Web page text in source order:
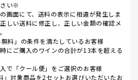
い※
画面にて、送料の表示に相違が発生しま
しい送料に修正し、正しい金額の確認メ
料」の条件を満たしているお客様
にご購入のワインの合計が13本を超える
で「クール便」をご選択のお客様
」対象商品を2セットお選びいただいたお